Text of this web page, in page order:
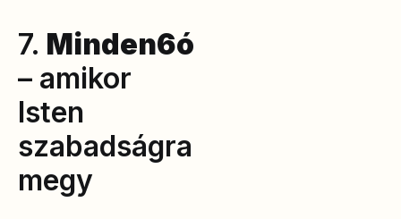
7. Minden6ó
– amikor
Isten
szabadságra
megy